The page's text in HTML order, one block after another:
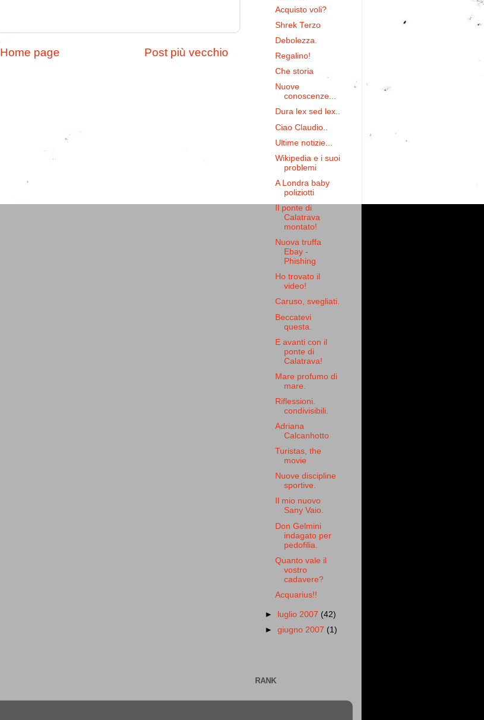
Post più vecchio
Home page
Acquisto voli?
Shrek Terzo
Debolezza.
Regalino!
Che storia
Nuove
conoscenze...
Dura lex sed lex..
Ciao Claudio..
Ultime notizie...
Wikipedia e i suoi
problemi
A Londra baby
poliziotti
Il ponte di
Calatrava
montato!
Nuova truffa
Ebay -
Phishing
Ho trovato il
video!
Caruso, svegliati.
Beccatevi
questa.
E avanti con il
ponte di
Calatrava!
Mare profumo di
mare.
Riflessioni.
condivisibili.
Adriana
Calcanhotto
Turistas, the
movie
Nuove discipline
sportive.
Il mio nuovo
Sany Vaio.
Don Gelmini
indagato per
pedofilia.
Quanto vale il
vostro
cadavere?
Acquarius!!
► luglio 2007 (42)
►giugno 2007 (1)
RANK